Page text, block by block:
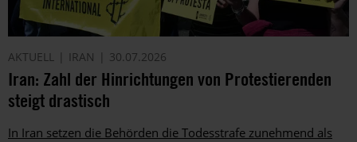
AKTUELL IRAN 30.07.2026
Iran: Zahl der Hinrichtungen von Protestierenden
steigt drastisch
In Iran setzen die Behörden die Todesstrafe zunehmend als